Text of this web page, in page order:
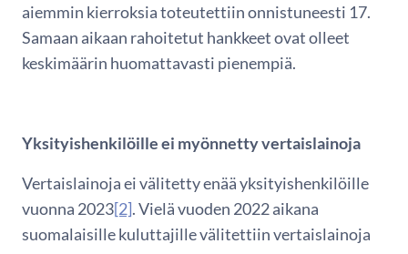
aiemmin kierroksia toteutettiin onnistuneesti 17.
Samaan aikaan rahoitetut hankkeet ovat olleet
keskimäärin huomattavasti pienempiä.
Yksityishenkilöille ei myönnetty vertaislainoja
Vertaislainoja ei välitetty enää yksityishenkilöille
vuonna 2023[2]. Vielä vuoden 2022 aikana
suomalaisille kuluttajille välitettiin vertaislainoja